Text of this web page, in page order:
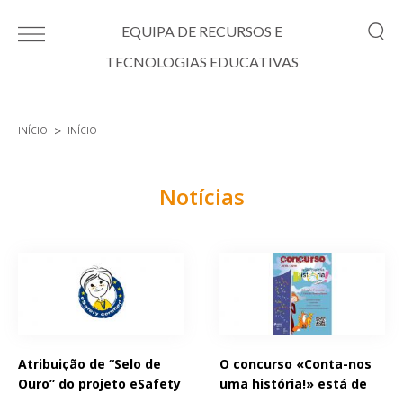
EQUIPA DE RECURSOS E
TECNOLOGIAS EDUCATIVAS
INÍCIO INÍCIO
Notícias
Atribuição de “Selo de
Ouro” do projeto eSafety
O concurso «Conta-nos
uma história!» está de
Páginas